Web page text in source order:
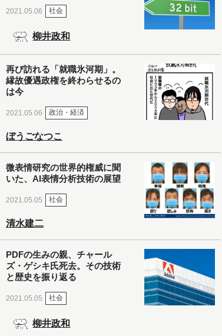
2021.05.06 社会
柳井政和
再び訪れる「就職氷河期」。
縁故優遇政権を終わらせるの
は今
2021.05.06 政治・経済
ぼうごなつこ
微表情研究の世界的権威に聞
いた、AI表情分析技術の展望
2021.05.05 社会
清水建二
PDFの生みの親、チャール
ズ・ゲシキ氏死去。その技術
と歴史を振り返る
2021.05.05 社会
柳井政和